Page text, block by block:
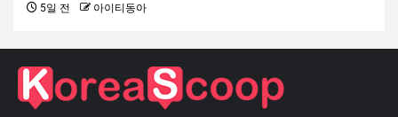
5일 전 아이티동아